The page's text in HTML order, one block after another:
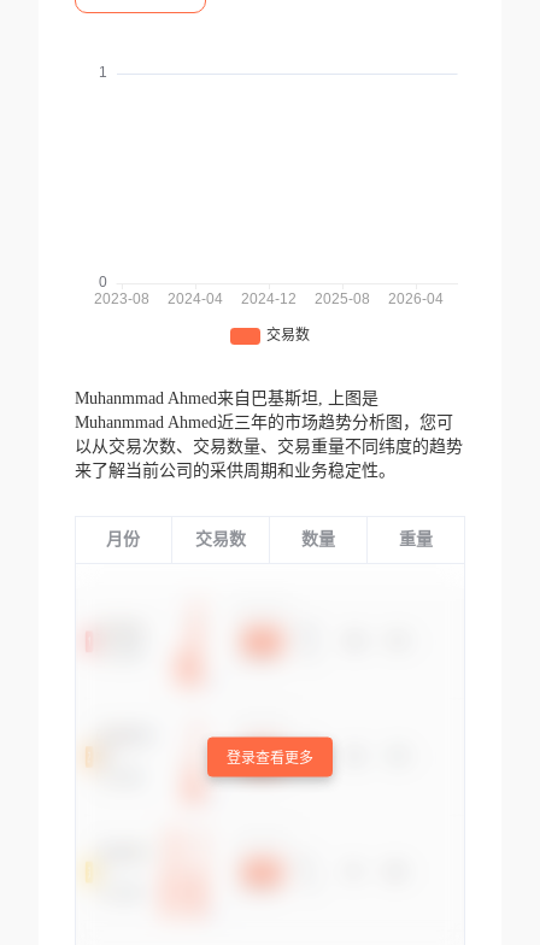
Muhanmmad Ahmed来自巴基斯坦,
上图是
Muhanmmad Ahmed近三年的市场趋势分析图，您可
以从交易次数、交易数量、交易重量不同纬度的趋势
来了解当前公司的采供周期和业务稳定性。
月份 交易数 数量 重量
登录查看更多